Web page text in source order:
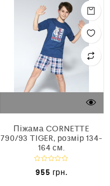
Піжама CORNETTE
790/93 TIGER, розмір 134-
164 см.
ц
955 грн.